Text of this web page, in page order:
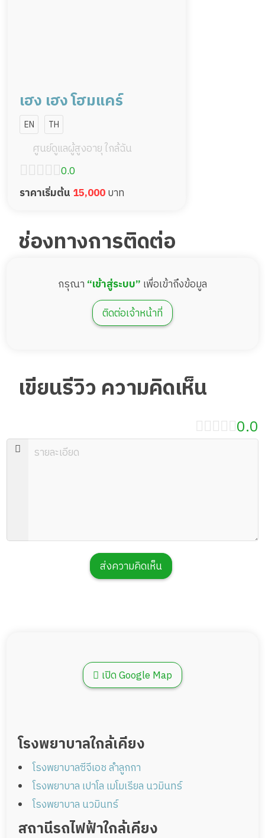
เฮง เฮง โฮมแคร์
EN TH
ศูนย์ดูแลผู้สูงอายุ ใกล้ฉัน
0.0
ราคาเริ่มต้น 15,000บาท
ช่องทางการติดต่อ
กรุณา “เข้าสู่ระบบ” เพื่อเข้าถึงข้อมูล
ติดต่อเจ้าหน้าที่
เขียนรีวิว ความคิดเห็น
0.0
ส่งความคิดเห็น
เปิด Google Map
โรงพยาบาลใกล้เคียง
โรงพยาบาลซีจีเอช ลำลูกกา
โรงพยาบาล เปาโล เมโมเรียล นวมินทร์
โรงพยาบาล นวมินทร์
สถานีรถไฟฟ้าใกล้เคียง